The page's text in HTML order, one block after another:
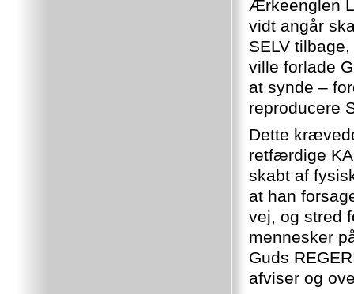
Ærkeenglen
vidt angår
SELV
ville forlade
at synde –
reproducere
Dette
retfærdige
skabt af
at han
vej, og stred
mennesker
Guds
afviser og